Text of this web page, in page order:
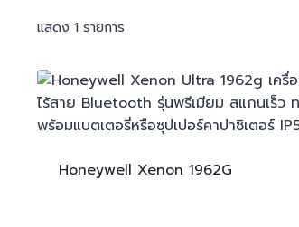
แสดง 1 รายการ
Honeywell Xenon1962G